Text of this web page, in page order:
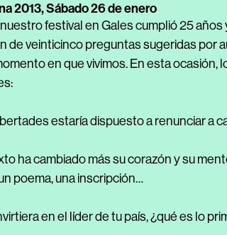
2013,Sábado 26 de enero
festival en Gales cumplió 25
de veinticinco preguntas sugeridas por
en que vivimos. En esta
estaría dispuesto a renunciar a
ha cambiado más su corazón y su
poema, una inscripción…
en el líder de tu país, ¿qué es lo